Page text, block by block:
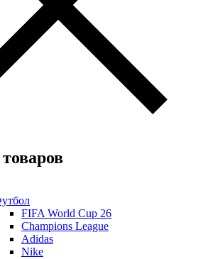
FIFA World Cup 26
Champions League
Adidas
Nike